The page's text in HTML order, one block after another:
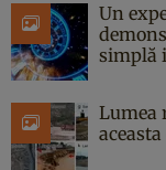
Un
simplă
Lumea